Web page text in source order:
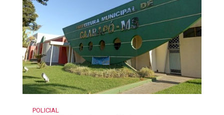
POLICIAL